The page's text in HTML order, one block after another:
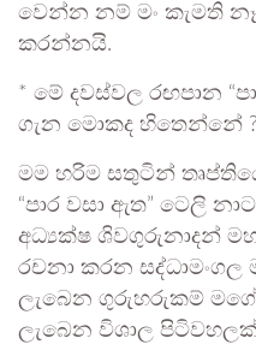
වෙන්න නම් මං කැමති
කරන්නයි.
* මේ දවස්වල රඟපාන
ගැන මොකද හිතෙන්නේ ?
මම හරිම සතුටින්
“පාර වසා ඇත” ටෙලි
අධ්‍යක්ෂ ශිවගුරුනාදන්
රචනා කරන
ලැබෙන ගුරුහරුකම් මගේ
ලැබෙන විශාල